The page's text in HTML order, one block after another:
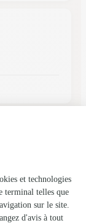
le-Petit et
par le